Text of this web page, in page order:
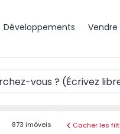
Développements Vendre
873 imóveis Cacher les